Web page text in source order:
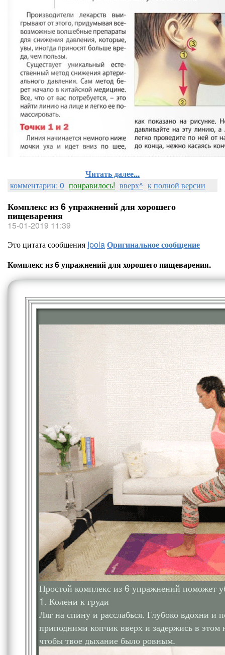
Читать далее...
комментарии: 0 понравилось! вверх^ к полной версии
Комплекс из 6 упражнений для хорошего
пищеварения
15-01-2019 11:39
Это цитата сообщения IpolaОригинальное сообщение
Комплекс из 6 упражнений для хорошего пищеварения.
Простой комплекс из 6 упражнений поможет
1. Колени к груди
Ляг на спину и расслабься. Глубоко вдохни и
приподними копчик вверх и задержись в
чтобы твое дыхание было ровным.